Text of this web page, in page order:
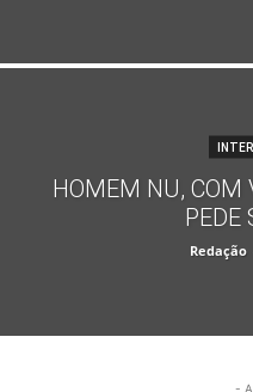
HOMEM NU, COM
PEDE
Redação
-